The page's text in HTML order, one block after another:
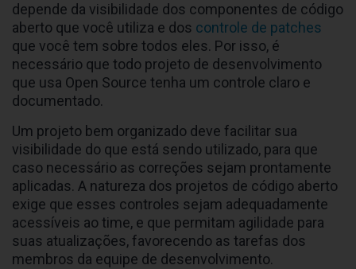
depende da visibilidade dos componentes de código
aberto que você utiliza e dos controle de patches
que você tem sobre todos eles. Por isso, é
necessário que todo projeto de desenvolvimento
que usa Open Source tenha um controle claro e
documentado.
Um projeto bem organizado deve facilitar sua
visibilidade do que está sendo utilizado, para que
caso necessário as correções sejam prontamente
aplicadas. A natureza dos projetos de código aberto
exige que esses controles sejam adequadamente
acessíveis ao time, e que permitam agilidade para
suas atualizações, favorecendo as tarefas dos
membros da equipe de desenvolvimento.